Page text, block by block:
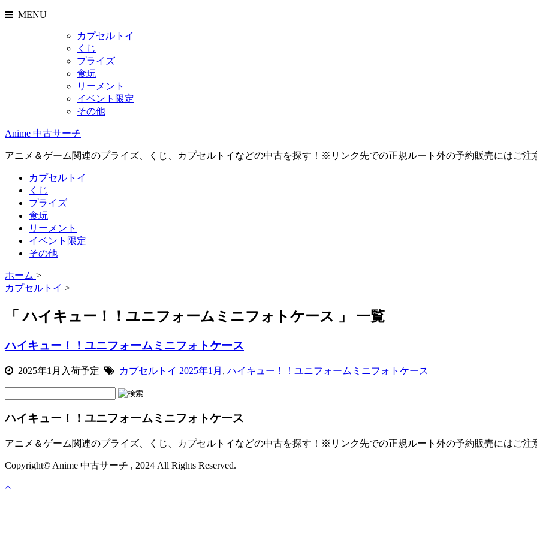
MENU
カプセルトイ
くじ
プライズ
食玩
リーメント
イベント限定
その他
Anime 中古サーチ
アニメ＆ゲーム関連のプライズ、くじ、カプセルトイなどの中古を探す！※リンク先での正規ルート外の予約販売にはご注
カプセルトイ
くじ
プライズ
食玩
リーメント
イベント限定
その他
ホーム >
カプセルトイ >
「 ハイキュー！！ユニフォームミニフォトケース 」 一覧
ハイキュー！！ユニフォームミニフォトケース
2025年1月入荷予定 カプセルトイ 2025年1月 , ハイキュー！！ユニフォームミニフォトケース
ハイキュー！！ユニフォームミニフォトケース
アニメ＆ゲーム関連のプライズ、くじ、カプセルトイなどの中古を探す！※リンク先での正規ルート外の予約販売にはご注
Copyright© Anime 中古サーチ , 2024 All Rights Reserved.